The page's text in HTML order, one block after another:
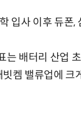
입사 이후 듀폰,
는 배터리 산업
켐 밸류업에 크